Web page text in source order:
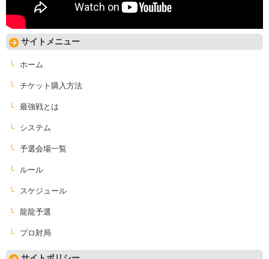
サイトメニュー
ホーム
チケット購入方法
最強戦とは
システム
予選会場一覧
ルール
スケジュール
龍龍予選
プロ対局